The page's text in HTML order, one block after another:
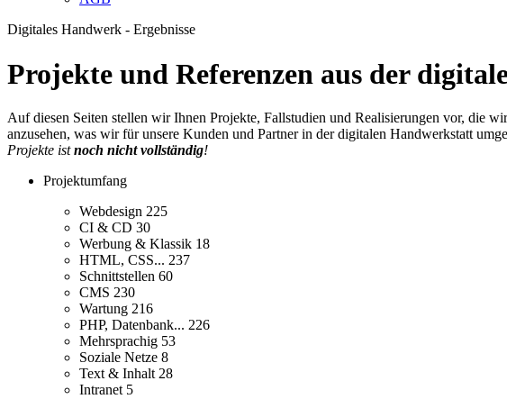
Digitales Handwerk - Ergebnisse
Projekte und Referenzen aus der
Auf diesen Seiten stellen wir Ihnen Projekte, Fallstudien und Realisierungen vor, die
anzusehen, was wir für unsere Kunden und Partner in der digitalen Handwerkstatt
Projekte istnoch nicht vollständig!
Projektumfang
Webdesign 225
CI & CD 30
Werbung & Klassik 18
HTML, CSS... 237
Schnittstellen 60
CMS 230
Wartung 216
PHP, Datenbank... 226
Mehrsprachig 53
Soziale Netze 8
Text & Inhalt 28
Intranet 5